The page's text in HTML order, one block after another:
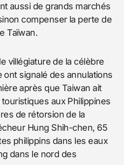
aussi de grands marchés
compenser la perte de
Taïwan.
villégiature de la célèbre
ont signalé des annulations
après que Taiwan ait
aux Philippines
de rétorsion de la
Hung Shih-chen, 65
philippins dans les eaux
dans le nord des